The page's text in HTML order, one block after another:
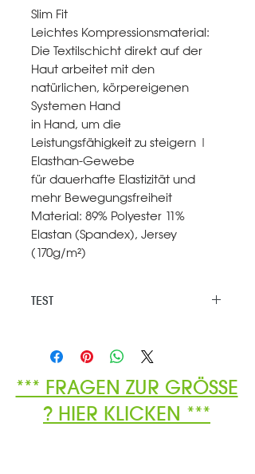
Slim Fit
Leichtes Kompressionsmaterial:
Die Textilschicht direkt auf der
Haut arbeitet mit den
natürlichen, körpereigenen
Systemen Hand
in Hand, um die
Leistungsfähigkeit zu steigern |
Elasthan‐Gewebe
für dauerhafte Elastizität und
mehr Bewegungsfreiheit
Material: 89% Polyester 11%
Elastan (Spandex), Jersey
(170g/m²)
TEST
*** FRAGEN ZUR GRÖSSE
? HIER KLICKEN ***